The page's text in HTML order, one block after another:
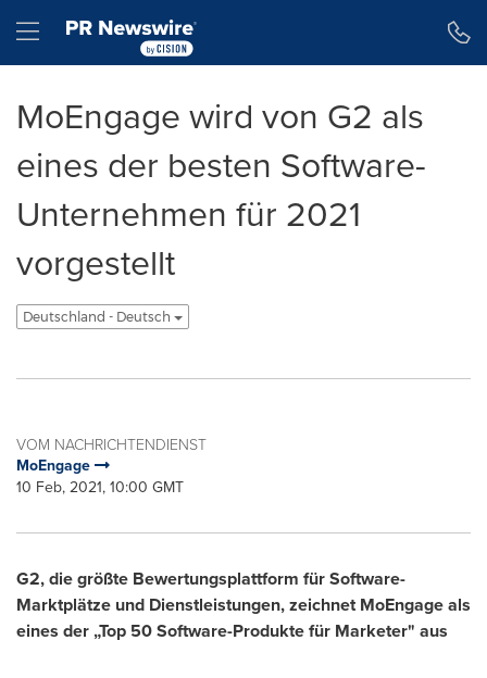
Hamburger menu
MoEngage wird von G2 als
eines der besten Software-
Unternehmen für 2021
vorgestellt
Deutschland - Deutsch
VOM NACHRICHTENDIENST
MoEngage
10 Feb, 2021, 10:00 GMT
G2, die größte Bewertungsplattform für Software-
Marktplätze und Dienstleistungen, zeichnet MoEngage als
eines der „Top 50 Software-Produkte für Marketer" aus